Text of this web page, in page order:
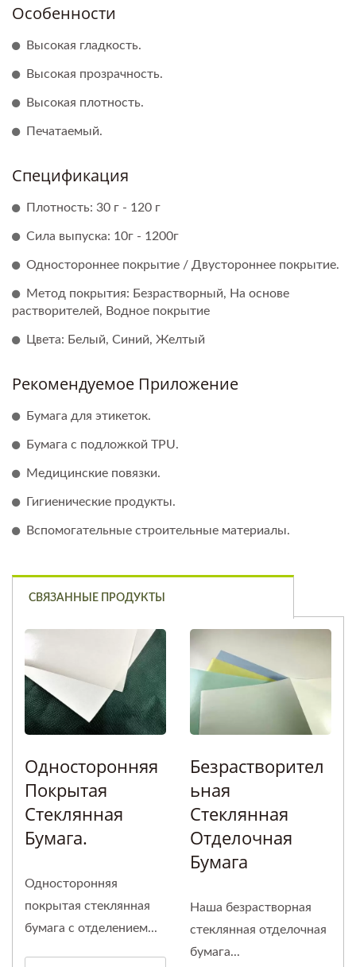
Особенности
Высокая гладкость.
Высокая прозрачность.
Высокая плотность.
Печатаемый.
Спецификация
Плотность: 30 г - 120 г
Сила выпуска: 10г - 1200г
Одностороннее покрытие / Двустороннее покрытие.
Метод покрытия: Безрастворный, На основе
растворителей, Водное покрытие
Цвета: Белый, Синий, Желтый
Рекомендуемое Приложение
Бумага для этикеток.
Бумага с подложкой TPU.
Медицинские повязки.
Гигиенические продукты.
Вспомогательные строительные материалы.
СВЯЗАННЫЕ ПРОДУКТЫ
Односторонняя
Покрытая
Стеклянная
Бумага.
Односторонняя
покрытая стеклянная
бумага с отделением...
Безрастворител
Ьная
Стеклянная
Отделочная
Бумага
Наша безрастворная
стеклянная отделочная
бумага...